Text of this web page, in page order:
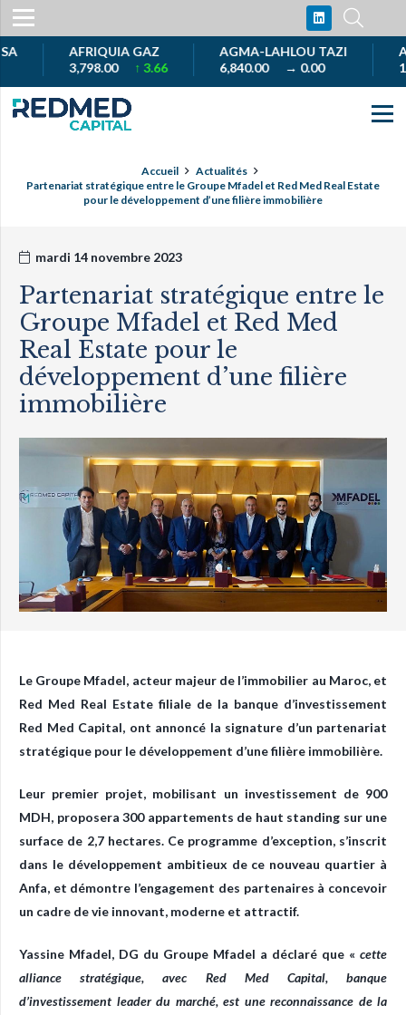
AFRIQUIA GAZ
3,798.00↑ 3.66
AGMA-LAHLOU TAZI
6,840.00→ 0.00
Accueil
Actualités
Partenariat stratégique entre le Groupe Mfadel et Red Med Real Estate
pour le développement d’une filière immobilière
mardi 14 novembre 2023
Partenariat stratégique entre le
Groupe Mfadel et Red Med
Real Estate pour le
développement d’une filière
immobilière
Le Groupe Mfadel, acteur majeur de l’immobilier au Maroc, et
Red Med Real Estate filiale de la banque d’investissement
Red Med Capital, ont annoncé la signature d’un partenariat
stratégique pour le développement d’une filière immobilière.
Leur premier projet, mobilisant un investissement de 900
MDH, proposera 300 appartements de haut standing sur une
surface de 2,7 hectares. Ce programme d’exception, s’inscrit
dans le développement ambitieux de ce nouveau quartier à
Anfa, et démontre l’engagement des partenaires à concevoir
un cadre de vie innovant, moderne et attractif.
Yassine Mfadel, DG du Groupe Mfadel a déclaré que « cette
alliance stratégique, avec Red Med Capital, banque
d’investissement leader du marché, est une reconnaissance de la